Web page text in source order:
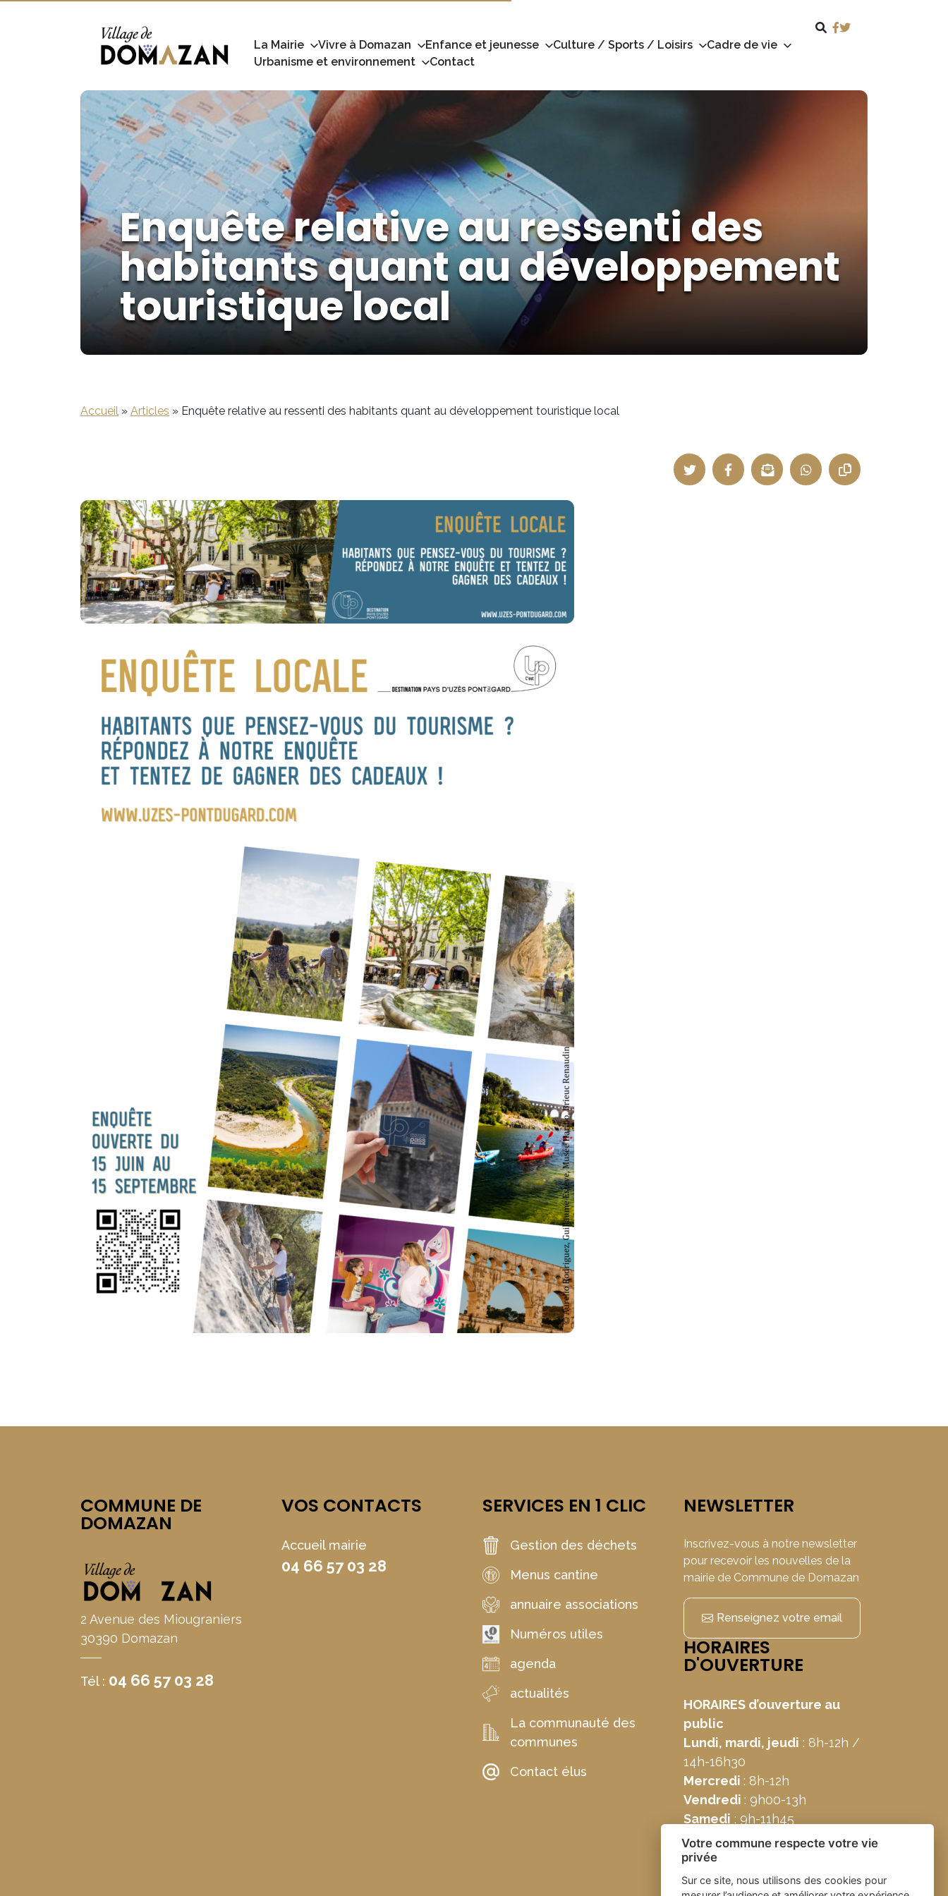
La Mairie Vivre à Domazan Enfance et jeunesse Culture / Sports / Loisirs
Cadre de vie
Urbanisme et environnement
Contact
Enquête relative au ressenti des
habitants quant au développement
touristique local
Accueil » Articles » Enquête relative au ressenti des habitants quant au développement touristique local
COMMUNE DE
DOMAZAN
2 Avenue des Miougraniers
30390 Domazan
Tél : 04 66 57 03 28
VOS CONTACTS
Accueil mairie
04 66 57 03 28
SERVICES EN 1 CLIC
Gestion des déchets
Menus cantine
annuaire associations
Numéros utiles
agenda
actualités
La communauté des
communes
Contact élus
NEWSLETTER
Inscrivez-vous à notre newsletter
pour recevoir les nouvelles de la
mairie de Commune de Domazan
Renseignez votre email
HORAIRES
D'OUVERTURE
HORAIRES d’ouverture au
public
Lundi, mardi, jeudi : 8h-12h /
14h-16h30
Mercredi : 8h-12h
Vendredi : 9h00-13h
Samedi : 9h-11h45
Votre commune respecte votre vie
privée
Sur ce site, nous utilisons des cookies pour